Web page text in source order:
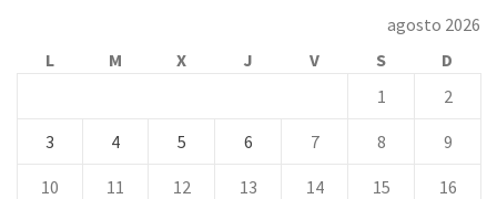
agosto 2026
L
M X J V S
D
1
2
3 4 5 6 7 8 9
10 11 12 13 14 15 16